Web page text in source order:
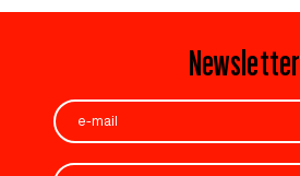
Newsletter